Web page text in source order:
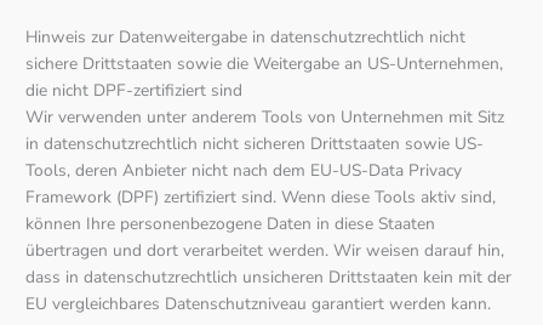
Hinweis zur Datenweitergabe in datenschutzrechtlich nicht
sichere Drittstaaten sowie die Weitergabe an US-Unternehmen,
die nicht DPF-zertifiziert sind
Wir verwenden unter anderem Tools von Unternehmen mit Sitz
in datenschutzrechtlich nicht sicheren Drittstaaten sowie US-
Tools, deren Anbieter nicht nach dem EU-US-Data Privacy
Framework (DPF) zertifiziert sind. Wenn diese Tools aktiv sind,
können Ihre personenbezogene Daten in diese Staaten
übertragen und dort verarbeitet werden. Wir weisen darauf hin,
dass in datenschutzrechtlich unsicheren Drittstaaten kein mit der
EU vergleichbares Datenschutzniveau garantiert werden kann.